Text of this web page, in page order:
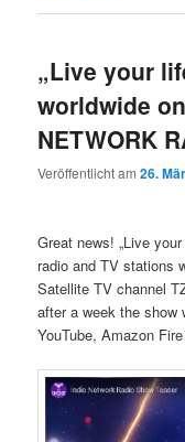
„Live your
worldwide
NETWORK
Veröffentlicht am26.
Great news! „Live
radio and TV stations
Satellite TV channel
after a week the show
YouTube, Amazon